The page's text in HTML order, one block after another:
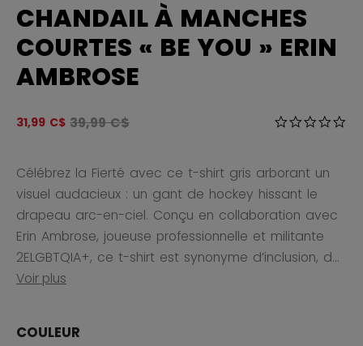
CHANDAIL À MANCHES
COURTES « BE YOU » ERIN
AMBROSE
31,99 C$ Le prix original avant le rabais était
39,99 C$ 5 sur 5
Célébrez la Fierté avec ce t-shirt gris arborant un
visuel audacieux : un gant de hockey hissant le
drapeau arc-en-ciel. Conçu en collaboration avec
Erin Ambrose, joueuse professionnelle et militante
2ELGBTQIA+, ce t-shirt est synonyme d’inclusion, d...
Voir plus
COULEUR